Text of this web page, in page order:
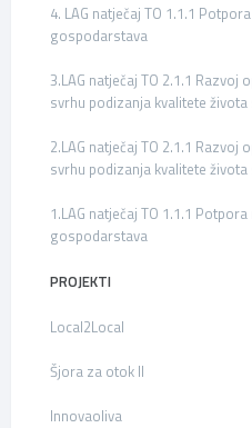
4. LAG natječaj TO 1.1.1
gospodarstava
3.LAG natječaj TO 2.1.1
svrhu podizanja kvalitete
2.LAG natječaj TO 2.1.1
svrhu podizanja kvalitete
1.LAG natječaj TO 1.1.1
gospodarstava
PROJEKTI
Local2Local
Šjora za otok II
Innovaoliva